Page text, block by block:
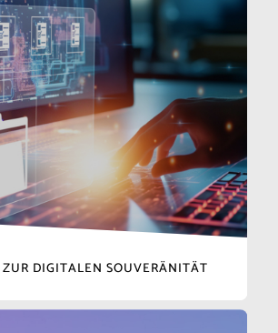
ZUR DIGITALEN SOUVERÄNITÄT